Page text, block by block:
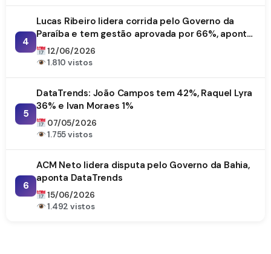
4
Lucas Ribeiro lidera corrida pelo Governo da
Paraíba e tem gestão aprovada por 66%, aponta
DataTrends
12/06/2026
1.810 vistos
5
DataTrends: João Campos tem 42%, Raquel Lyra
36% e Ivan Moraes 1%
07/05/2026
1.755 vistos
6
ACM Neto lidera disputa pelo Governo da Bahia,
aponta DataTrends
15/06/2026
1.492 vistos